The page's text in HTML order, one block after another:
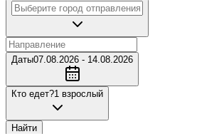
Даты07.08.2026 - 14.08.2026
Кто едет?1 взрослый
Найти